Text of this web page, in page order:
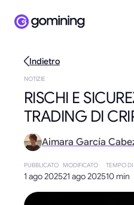
Indietro
NOTIZIE
RISCHI E
TRADING DI
Aimara García
PUBBLICATO
1 ago 2025
MODIFICATO
21 ago 2025
TEMPO DI
10 min